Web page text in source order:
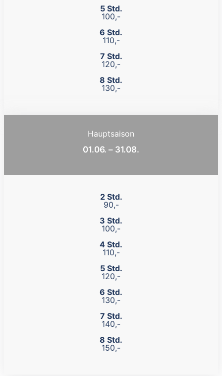
5 Std.
100,-
6 Std.
110,-
7 Std.
120,-
8 Std.
130,-
Hauptsaison
01.06. – 31.08.
2 Std.
90,-
3 Std.
100,-
4 Std.
110,-
5 Std.
120,-
6 Std.
130,-
7 Std.
140,-
8 Std.
150,-